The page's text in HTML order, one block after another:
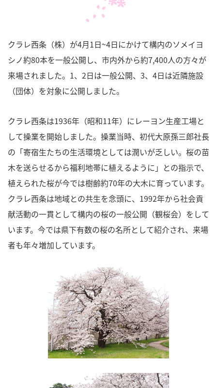
クラレ西条（株）が4月1日~4日にかけて構内のソメイヨ
シノ約80本を一般公開し、市内外から約7,400人の方々が
来場されました。1、2日は一般公開、3、4日は近隣施設
（団体）を対象に公開しました。
クラレ西条は1936年（昭和11年）にレーヨン生産工場と
して操業を開始しました。操業当時、初代大原孫三郎社長
の「寄宿生たちの生活環境としては潤いが乏しい。桜の苗
木を送らせるから福利地帯に植えるように」との指示で、
植えられた桜が今では樹齢約70年の大木に育っています。
クラレ西条は地域との共生を念頭に、1992年から社会貢
献活動の一貫として構内の桜の一般公開（観桜会）をして
います。今では県下有数の桜の名所として紹介され、来場
者も年々増加しています。